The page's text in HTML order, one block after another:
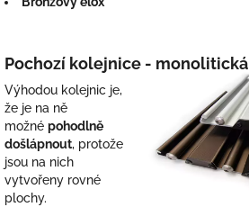
Pochozí kolejnice - monolitická
Výhodou kolejnic je,
že je na ně
možné pohodlně
došlápnout, protože
jsou na nich
vytvořeny rovné
plochy.